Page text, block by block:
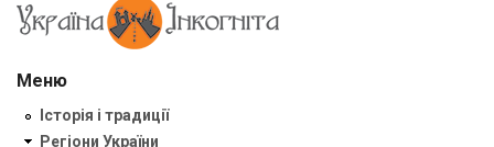
Меню
Історія і традиції
Регіони України